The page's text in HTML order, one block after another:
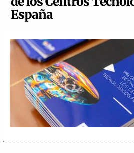
España